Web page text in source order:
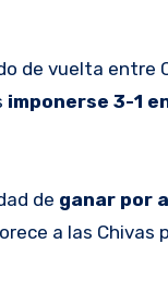
imponerse 3-1
de ganar por
a las